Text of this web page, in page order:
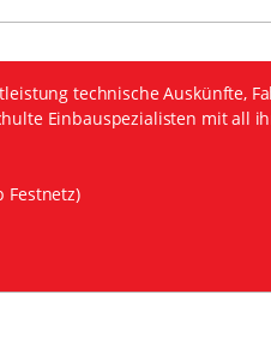
technische Auskünfte,
Einbauspezialisten mit all
Festnetz)